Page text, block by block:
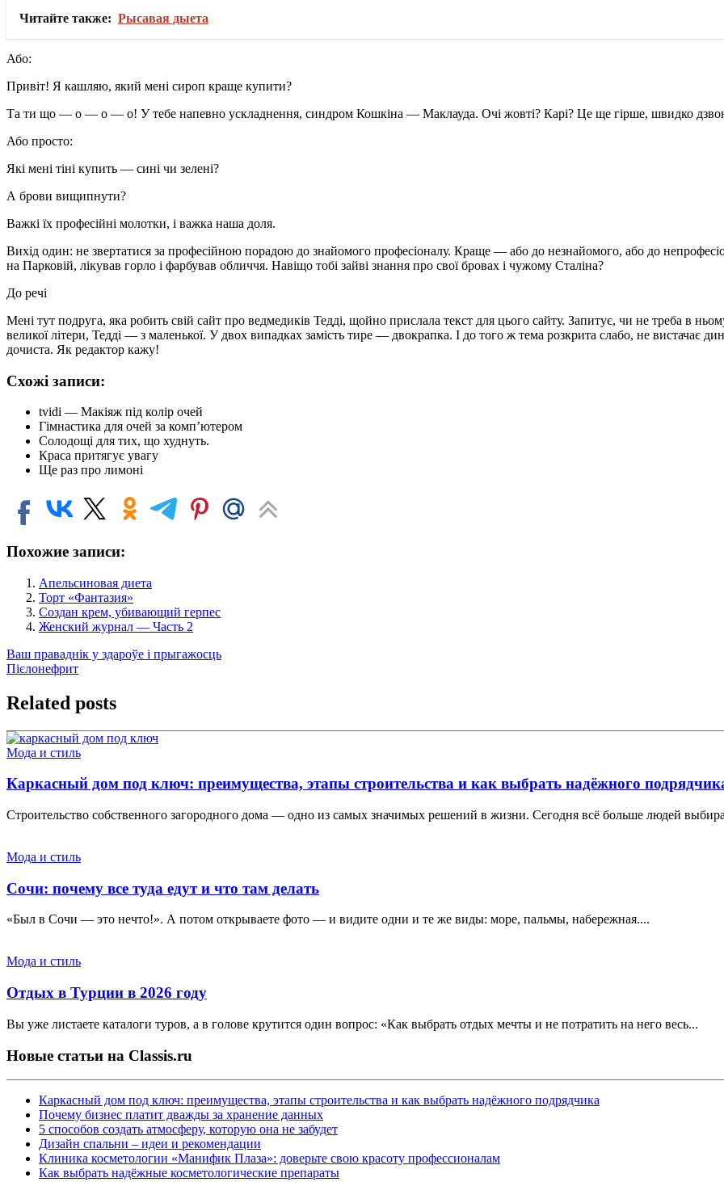
Читайте также: Рысавая дыета
Або:
Привіт! Я кашляю, який мені сироп краще купити?
Та ти що — о — о — о! У тебе напевно ускладнення, синдром Кошкіна — Маклауда. Очі жовті? Карі? Це ще гірше, швидко
Або просто:
Які мені тіні купить — сині чи зелені?
А брови вищипнути?
Важкі їх професійні молотки, і важка наша доля.
Вихід один: не звертатися за професійною порадою до знайомого професіоналу. Краще — або до незнайомого, або до
на Парковій, лікував горло і фарбував обличчя. Навіщо тобі зайві знання про свої бровах і чужому Сталіна?
До речі
Мені тут подруга, яка робить свій сайт про ведмедиків Тедді, щойно прислала текст для цього сайту. Запитує, чи не треба в
великої літери, Тедді — з маленької. У двох випадках замість тире — двокрапка. І до того ж тема розкрита слабо, не вистачає
дочиста. Як редактор кажу!
Схожі записи:
tvidi — Макіяж під колір очей
Гімнастика для очей за комп’ютером
Солодощі для тих, що худнуть.
Краса притягує увагу
Ще раз про лимоні
Похожие записи:
Апельсиновая диета
Торт «Фантазия»
Создан крем, убивающий герпес
Женский журнал — Часть 2
Навигация
по
записям
Ваш праваднік у здароўе і прыгажосць
Пієлонефрит
Related posts
Мода и стиль
Каркасный дом под ключ: преимущества, этапы строительства и как выбрать надёжного
Строительство собственного загородного дома — одно из самых значимых решений в жизни. Сегодня всё больше людей
Мода и стиль
Сочи: почему все туда едут и что там делать
«Был в Сочи — это нечто!». А потом открываете фото — и видите одни и те же виды: море, пальмы, набережная....
Мода и стиль
Отдых в Турции в 2026 году
Вы уже листаете каталоги туров, а в голове крутится один вопрос: «Как выбрать отдых мечты и не потратить на него весь...
Новые статьи на Classis.ru
Каркасный дом под ключ: преимущества, этапы строительства и как выбрать надёжного подрядчика
Почему бизнес платит дважды за хранение данных
5 способов создать атмосферу, которую она не забудет
Дизайн спальни – идеи и рекомендации
Клиника косметологии «Манифик Плаза»: доверьте свою красоту профессионалам
Как выбрать надёжные косметологические препараты